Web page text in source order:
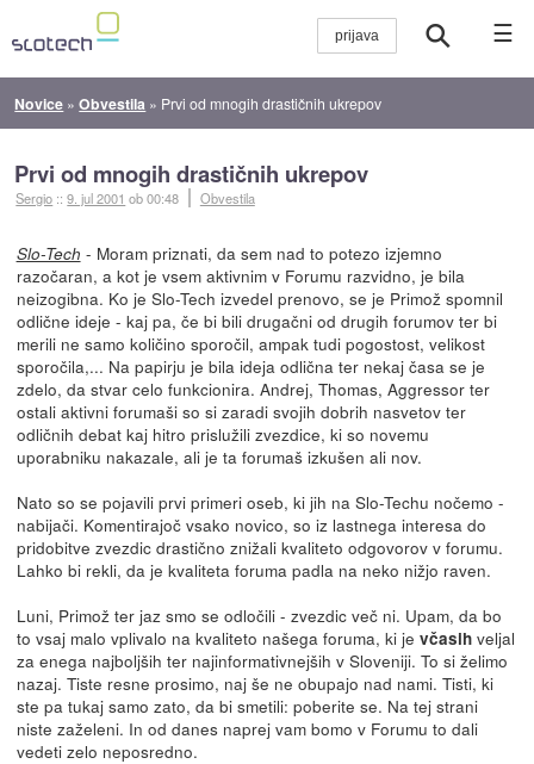
☰
Novice »Obvestila » Prvi od mnogih drastičnih ukrepov
Prvi od mnogih drastičnih ukrepov
Sergio ::9. jul 2001 ob 00:48 Obvestila
Slo-Tech - Moram priznati, da sem nad to potezo izjemno
razočaran, a kot je vsem aktivnim v Forumu razvidno, je bila
neizogibna. Ko je Slo-Tech izvedel prenovo, se je Primož spomnil
odlične ideje - kaj pa, če bi bili drugačni od drugih forumov ter bi
merili ne samo količino sporočil, ampak tudi pogostost, velikost
sporočila,... Na papirju je bila ideja odlična ter nekaj časa se je
zdelo, da stvar celo funkcionira. Andrej, Thomas, Aggressor ter
ostali aktivni forumaši so si zaradi svojih dobrih nasvetov ter
odličnih debat kaj hitro prislužili zvezdice, ki so novemu
uporabniku nakazale, ali je ta forumaš izkušen ali nov.
Nato so se pojavili prvi primeri oseb, ki jih na Slo-Techu nočemo -
nabijači. Komentirajoč vsako novico, so iz lastnega interesa do
pridobitve zvezdic drastično znižali kvaliteto odgovorov v forumu.
Lahko bi rekli, da je kvaliteta foruma padla na neko nižjo raven.
Luni, Primož ter jaz smo se odločili - zvezdic več ni. Upam, da bo
to vsaj malo vplivalo na kvaliteto našega foruma, ki je včasihveljal
za enega najboljših ter najinformativnejših v Sloveniji. To si želimo
nazaj. Tiste resne prosimo, naj še ne obupajo nad nami. Tisti, ki
ste pa tukaj samo zato, da bi smetili: poberite se. Na tej strani
niste zaželeni. In od danes naprej vam bomo v Forumu to dali
vedeti zelo neposredno.